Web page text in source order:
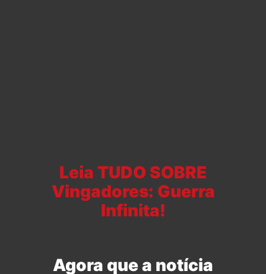
Leia TUDO SOBRE
Vingadores: Guerra
Infinita!
Agora que a notícia